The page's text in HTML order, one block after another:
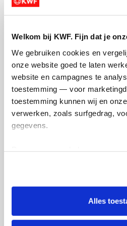
Welkom bij KWF. Fijn dat je
We gebruiken cookies en
onze website goed te laten
website en campagnes te
toestemming — voor
toestemming kunnen wij en
verwerken, zoals surfgedrag,
gegevens.
tonen. Je kunt je toestemming
intrekken via Cookie
lijst met cookies is te vinden in
Alles
Ik wil bijdragen aan
en betaal €0.75 extra.
Doneer
Opgehaald